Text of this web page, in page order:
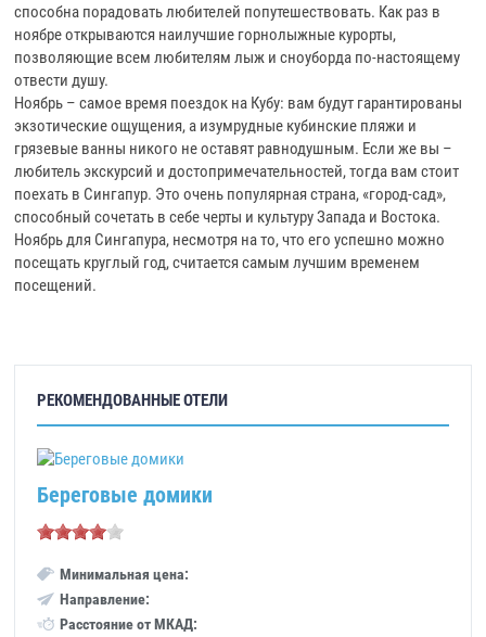
способна порадовать любителей попутешествовать. Как раз в
ноябре открываются наилучшие горнолыжные курорты,
позволяющие всем любителям лыж и сноуборда по-настоящему
отвести душу.
Ноябрь – самое время поездок на Кубу: вам будут гарантированы
экзотические ощущения, а изумрудные кубинские пляжи и
грязевые ванны никого не оставят равнодушным. Если же вы –
любитель экскурсий и достопримечательностей, тогда вам стоит
поехать в Сингапур. Это очень популярная страна, «город-сад»,
способный сочетать в себе черты и культуру Запада и Востока.
Ноябрь для Сингапура, несмотря на то, что его успешно можно
посещать круглый год, считается самым лучшим временем
посещений.
РЕКОМЕНДОВАННЫЕ ОТЕЛИ
Береговые домики
Минимальная цена:
Направление:
Расстояние от МКАД: